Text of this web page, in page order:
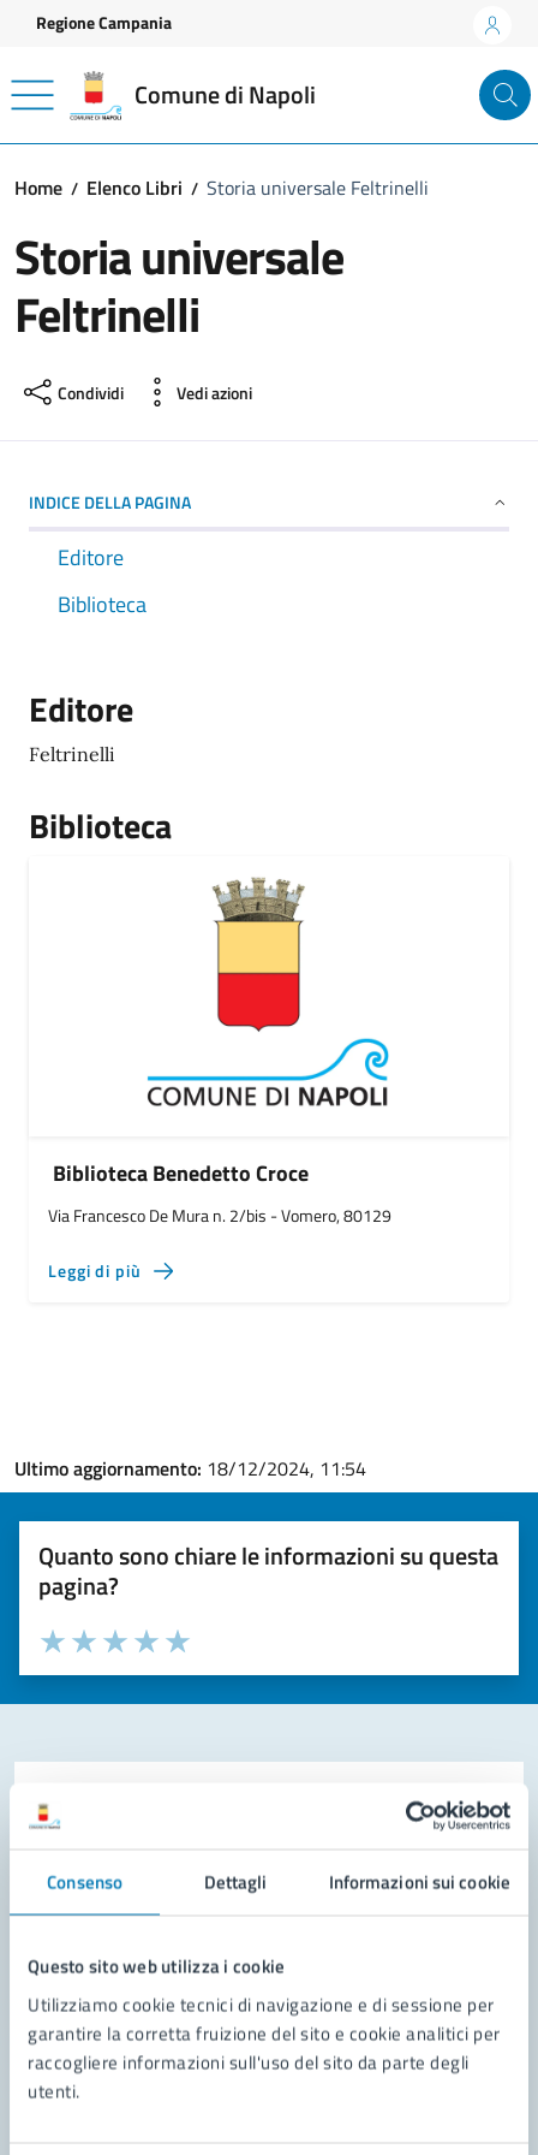
Consenso Dettagli Informazioni sui cookie
Questo sito web utilizza i cookie
Utilizziamo cookie tecnici di navigazione e di sessione per
garantire la corretta fruizione del sito e cookie analitici per
raccogliere informazioni sull'uso del sito da parte degli
utenti.
Vai ai contenuti
Vai al footer
Regione Campania
Comune di Napoli
Home Elenco Libri Storia universale Feltrinelli
Storia universale
Feltrinelli
Condividi Vedi azioni
INDICE DELLA PAGINA
Editore
Biblioteca
Editore
Feltrinelli
Biblioteca
Biblioteca Benedetto Croce
Via Francesco De Mura n. 2/bis - Vomero, 80129
Leggi di più
Ultimo aggiornamento: 18/12/2024, 11:54
Quanto sono chiare le informazioni su questa
pagina?
Valuta la chiarezza delle informazioni (da 1 a 5 stelle)
Seleziona il numero di stelle per valutare la chiarezza delle
Valuta 5 stelle su 5
Valuta 4 stelle su 5
Valuta 3 stelle su 5
Valuta 2 stelle su 5
Valuta 1 stelle su 5
Contatta il comune
Prenota appuntamento
Problemi in città
Segnala disservizio